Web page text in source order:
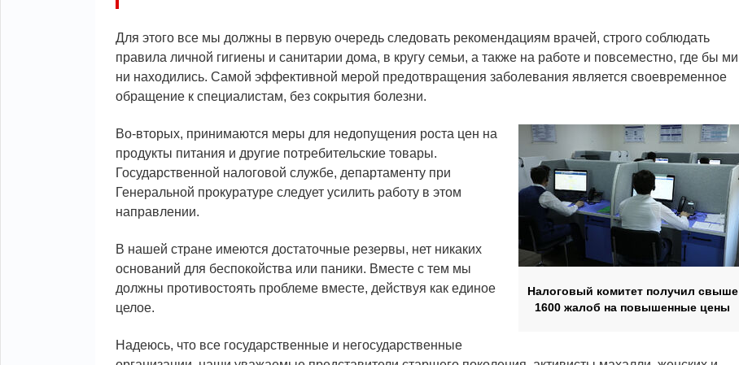
Для этого все мы должны в первую очередь следовать рекомендациям врачей, строго соблюдать
правила личной гигиены и санитарии дома, в кругу семьи, а также на работе и повсеместно, где бы ми
ни находились. Самой эффективной мерой предотвращения заболевания является своевременное
обращение к специалистам, без сокрытия болезни.
Налоговый комитет получил свыше
1600 жалоб на повышенные цены
Во-вторых, принимаются меры для недопущения роста цен на
продукты питания и другие потребительские товары.
Государственной налоговой службе, департаменту при
Генеральной прокуратуре следует усилить работу в этом
направлении.
В нашей стране имеются достаточные резервы, нет никаких
оснований для беспокойства или паники. Вместе с тем мы
должны противостоять проблеме вместе, действуя как единое
целое.
Надеюсь, что все государственные и негосударственные